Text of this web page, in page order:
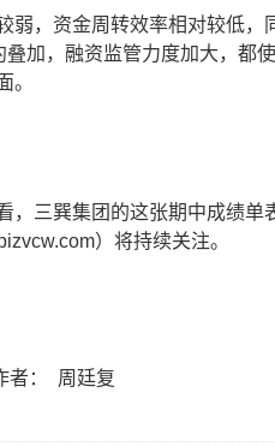
弱，资金周转效率相对较低
叠加，融资监管力度加大，都
。
，三巽集团的这张期中成绩
）将持续关注。
者： 周廷复